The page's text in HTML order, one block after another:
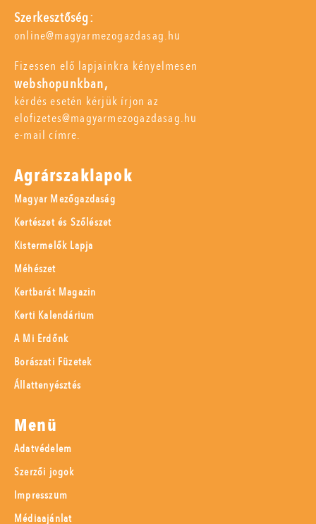
Szerkesztőség:
online@magyarmezogazdasag.hu
Fizessen elő lapjainkra kényelmesen
webshopunkban,
kérdés esetén kérjük írjon az
elofizetes@magyarmezogazdasag.hu
e-mail címre.
Agrárszaklapok
Magyar Mezőgazdaság
Kertészet és Szőlészet
Kistermelők Lapja
Méhészet
Kertbarát Magazin
Kerti Kalendárium
A Mi Erdőnk
Borászati Füzetek
Állattenyésztés
Menü
Adatvédelem
Szerzői jogok
Impresszum
Médiaajánlat